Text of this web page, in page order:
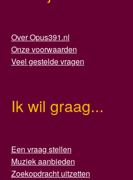
Over Opus391.nl
Onze voorwaarden
Veel gestelde vragen
Ik wil graag...
Een vraag stellen
Muziek aanbieden
Zoekopdracht uitzetten